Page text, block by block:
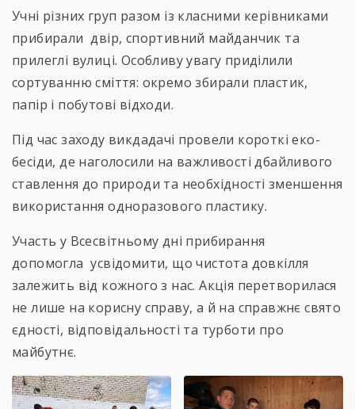
Учні різних груп разом із класними керівниками
прибирали двір, спортивний майданчик та
прилеглі вулиці. Особливу увагу приділили
сортуванню сміття: окремо збирали пластик,
папір і побутові відходи.
Під час заходу викдадачі провели короткі еко-
бесіди, де наголосили на важливості дбайливого
ставлення до природи та необхідності зменшення
використання одноразового пластику.
Участь у Всесвітньому дні прибирання
допомогла усвідомити, що чистота довкілля
залежить від кожного з нас. Акція перетворилася
не лише на корисну справу, а й на справжнє свято
єдності, відповідальності та турботи про
майбутнє.